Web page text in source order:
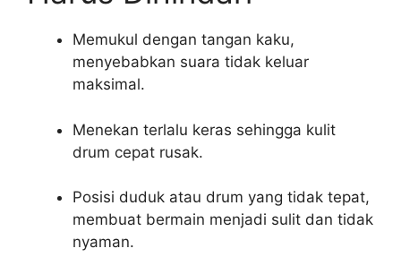
Memukul dengan tangan kaku,
menyebabkan suara tidak keluar
maksimal.
Menekan terlalu keras sehingga kulit
drum cepat rusak.
Posisi duduk atau drum yang tidak tepat,
membuat bermain menjadi sulit dan tidak
nyaman.